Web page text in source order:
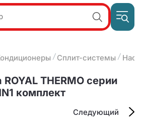
и
услуги
и доставка
8
25-
Сплит-системы
THERMO серии
комплект
Следующий